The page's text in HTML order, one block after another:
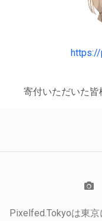
寄付いただいた皆
Pixelfed.Tokyoは東